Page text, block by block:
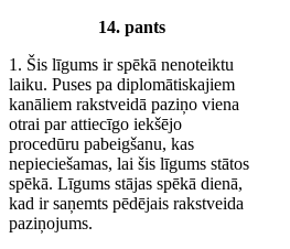
14. pants
1. Šis līgums ir spēkā nenoteiktu
laiku. Puses pa diplomātiskajiem
kanāliem rakstveidā paziņo viena
otrai par attiecīgo iekšējo
procedūru pabeigšanu, kas
nepieciešamas, lai šis līgums stātos
spēkā. Līgums stājas spēkā dienā,
kad ir saņemts pēdējais rakstveida
paziņojums.